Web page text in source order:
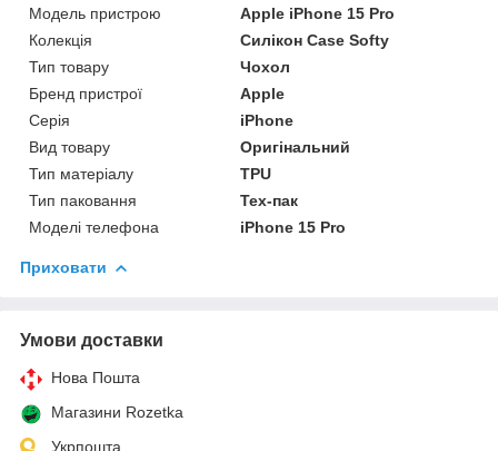
Модель пристрою
Apple iPhone 15 Pro
Колекція
Силікон Case Softy
Тип товару
Чохол
Бренд пристрої
Apple
Серія
iPhone
Вид товару
Оригінальний
Тип матеріалу
TPU
Тип паковання
Тех-пак
Моделі телефона
iPhone 15 Pro
Приховати
Умови доставки
Нова Пошта
Магазини Rozetka
Укрпошта